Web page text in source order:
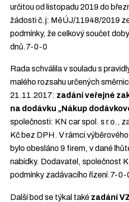
určitou od listopadu 2019 do
žádosti č.j: MěÚJ/11948/2019
podmínky, že celkový součet
dnů.7-0-0
Rada schválila v souladu s
malého rozsahu určených
21.11.2017: zadání veřejné
na dodávku „Nákup
společnosti: KN car spol. s r.o.,
Kč bez DPH. V rámci
bylo obesláno 9 firem, v dané
nabídky. Dodavatel, společnost
podmínky zadávacího řízení.7-0-
Další bod se týkal také zadání